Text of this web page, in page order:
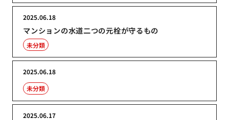
マンションの水道二つの元栓が守るもの
2025.06.18
未分類
2025.06.18
未分類
2025.06.17